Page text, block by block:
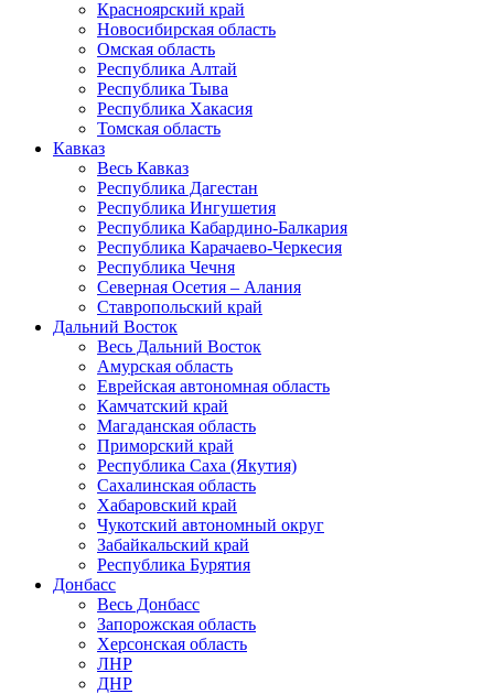
Красноярский край
Новосибирская область
Омская область
Республика Алтай
Республика Тыва
Республика Хакасия
Томская область
Кавказ
Весь Кавказ
Республика Дагестан
Республика Ингушетия
Республика Кабардино-Балкария
Республика Карачаево-Черкесия
Республика Чечня
Северная Осетия – Алания
Ставропольский край
Дальний Восток
Весь Дальний Восток
Амурская область
Еврейская автономная область
Камчатский край
Магаданская область
Приморский край
Республика Саха (Якутия)
Сахалинская область
Хабаровский край
Чукотский автономный округ
Забайкальский край
Республика Бурятия
Донбасс
Весь Донбасс
Запорожская область
Херсонская область
ЛНР
ДНР